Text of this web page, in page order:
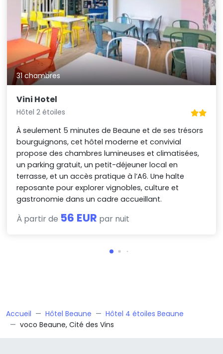
31 chambres
Vini Hotel
Hôtel 2 étoiles
À seulement 5 minutes de Beaune et de ses trésors
bourguignons, cet hôtel moderne et convivial
propose des chambres lumineuses et climatisées,
un parking gratuit, un petit-déjeuner local en
terrasse, et un accès pratique à l’A6. Une halte
reposante pour explorer vignobles, culture et
gastronomie dans un cadre accueillant.
À partir de 56 EUR par nuit
Accueil Hôtel Beaune
Hôtel 4 étoiles Beaune
voco Beaune, Cité des Vins